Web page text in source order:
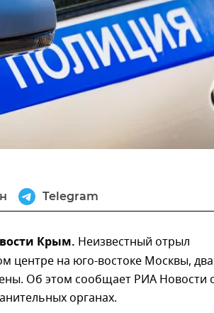
Telegram
Крым. Неизвестный отрыл
центре на юго-востоке Москвы, два
Об этом сообщает РИА Новости
органах.